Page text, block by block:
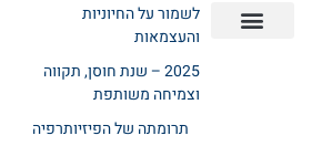
לשמור על החיוניות
והעצמאות
2025 – שנת חוסן, תקווה
וצמיחה משותפת
תרומתה של הפיזיותרפיה